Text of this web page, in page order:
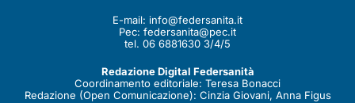
E-mail: info@federsanita.it
Pec: federsanita@pec.it
tel. 06 6881630 3/4/5
Redazione Digital Federsanità
Coordinamento editoriale: Teresa Bonacci
Redazione (Open Comunicazione): Cinzia Giovani, Anna Figus